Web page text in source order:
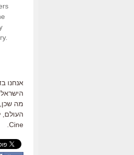
אנחנו
מה
העולם,
Cine.